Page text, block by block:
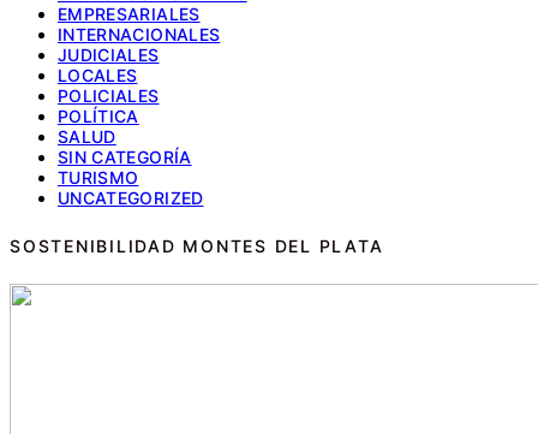
EMPRESARIALES
INTERNACIONALES
JUDICIALES
LOCALES
POLICIALES
POLÍTICA
SALUD
SIN CATEGORÍA
TURISMO
UNCATEGORIZED
SOSTENIBILIDAD MONTES DEL PLATA